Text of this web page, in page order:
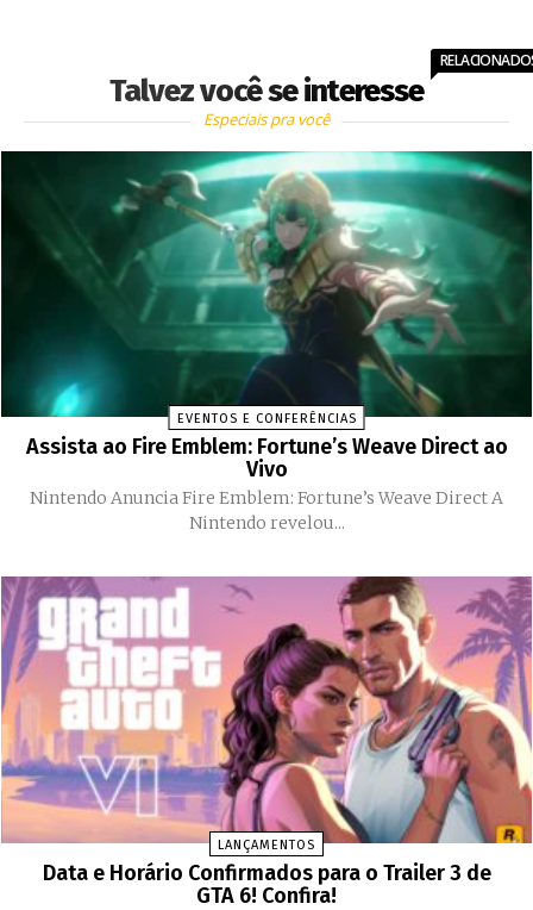
Talvez você se interesse
Especiais pra você
EVENTOS E CONFERÊNCIAS
Assista ao Fire Emblem: Fortune’s Weave Direct ao
Vivo
Nintendo Anuncia Fire Emblem: Fortune’s Weave Direct A
Nintendo revelou...
LANÇAMENTOS
Data e Horário Confirmados para o Trailer 3 de
GTA 6! Confira!